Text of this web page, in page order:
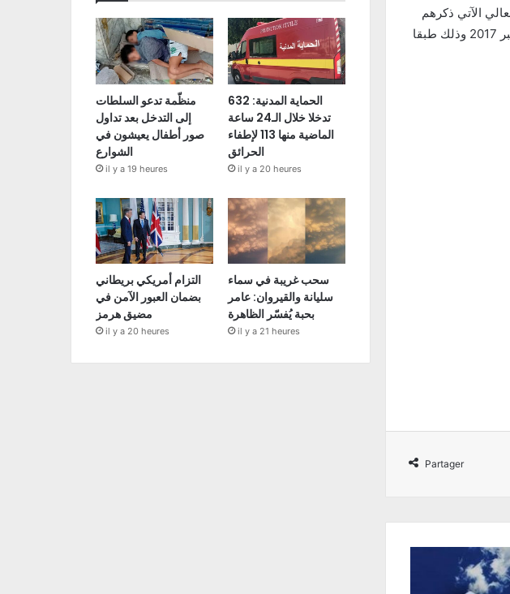
تكليف مدرسو التعليم العالي الآتي ذكرهم
ابتداء من 15 ديسمبر 2017 وذلك طبقا
Partager
منظّمة تدعو السلطات
إلى التدخل بعد تداول
صور أطفال يعيشون في
الشوارع
il y a 19 heures
الحماية المدنية: 632
تدخلا خلال الـ24 ساعة
الماضية منها 113 لإطفاء
الحرائق
il y a 20 heures
التزام أمريكي بريطاني
بضمان العبور الآمن في
مضيق هرمز
il y a 20 heures
سحب غريبة في سماء
سليانة والقيروان: عامر
بحبة يُفسّر الظاهرة
il y a 21 heures